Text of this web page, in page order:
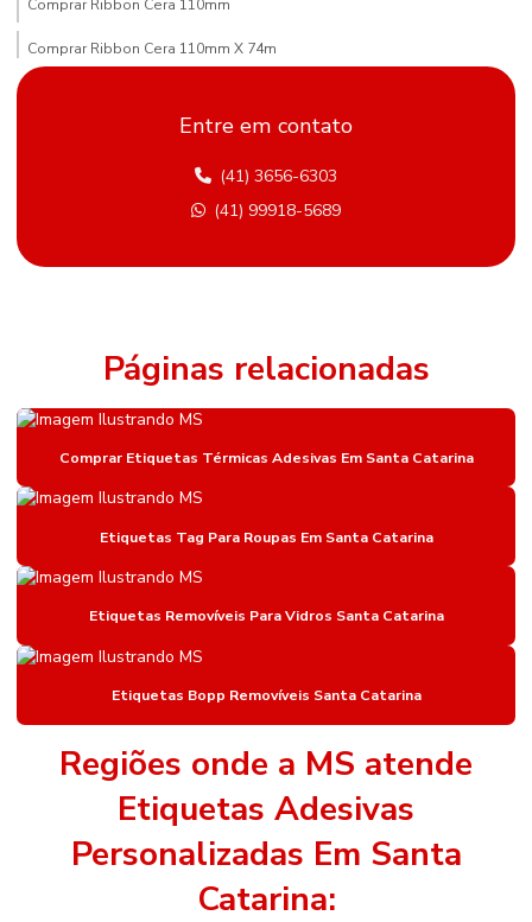
Comprar Ribbon Cera 110mm
Comprar Ribbon Cera 110mm X 74m
Compras De Etiqueta De Gondola Em Minas Gerais
Comprimento Etiquetas Adesivas
Distribuidor De Etiqueta Nylon Resinado Mato Grosso Do Sul
Etiqueta Adesiva Hotmelt
Etiqueta Adesiva Para Sementes E Adubos
Etiqueta De Gondola Amarela
Etiqueta De Gondola Branca
Etiqueta De Gondola Compatível Com Impressora
Etiqueta De Gondola Para Impressora Argox
Etiqueta Nylon Resinado
Etiqueta Nylon Resinado Para Colchões
Etiqueta Para Identificação De Estoque
Etiqueta Para Roupas
Etiqueta Térmica Adesiva
Etiqueta Térmica Adesiva Linha Seca
Entre em contato
(41) 3656-6303
(41) 99918-5689
Páginas relacionadas
Comprar Etiquetas Térmicas Adesivas Em Santa Catarina
Etiquetas Tag Para Roupas Em Santa Catarina
Etiquetas Removíveis Para Vidros Santa Catarina
Etiquetas Bopp Removíveis Santa Catarina
Regiões onde a MS atende
Etiquetas Adesivas
Personalizadas Em Santa
Catarina: